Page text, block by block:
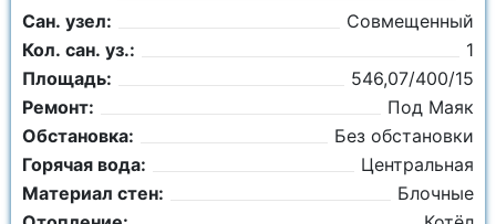
Сан. узел:
Совмещенный
Кол. сан. уз.:
1
Площадь:
546,07/400/15
Ремонт:
Под Маяк
Обстановка:
Без обстановки
Горячая вода:
Центральная
Материал стен:
Блочные